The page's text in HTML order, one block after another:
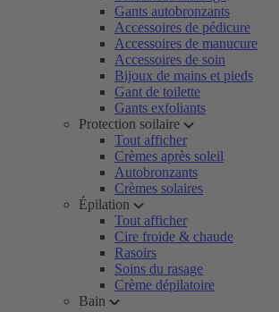
Gants autobronzants
Accessoires de pédicure
Accessoires de manucure
Accessoires de soin
Bijoux de mains et pieds
Gant de toilette
Gants exfoliants
Protection soilaire
Tout afficher
Crèmes après soleil
Autobronzants
Crèmes solaires
Épilation
Tout afficher
Cire froide & chaude
Rasoirs
Soins du rasage
Crème dépilatoire
Bain